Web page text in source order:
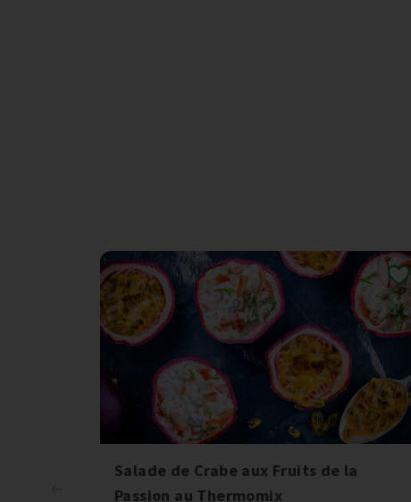
Salade de Crabe aux Fruits de la
Passion au Thermomix